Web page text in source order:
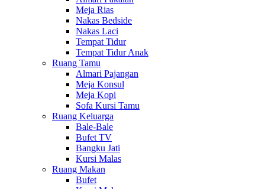
Meja Rias
Nakas Bedside
Nakas Laci
Tempat Tidur
Tempat Tidur Anak
Ruang Tamu
Almari Pajangan
Meja Konsul
Meja Kopi
Sofa Kursi Tamu
Ruang Keluarga
Bale-Bale
Bufet TV
Bangku Jati
Kursi Malas
Ruang Makan
Bufet